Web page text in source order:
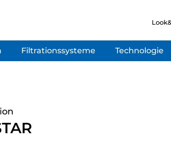
Filtrationssysteme Technologie